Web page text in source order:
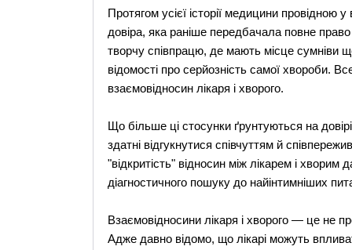
Протягом усієї історії медицини провідною
довіра, яка раніше передбачала повне
творчу співпрацю, де мають місце сумніви
відомості про серйозність самої хвороби.
взаємовідносин лікаря і хворого.
Що більше ці стосунки ґрунтуються на
здатні відгукнутися співчуттям й
"відкритість" відносин між лікарем і
діагностичного пошуку до найінтимніших
Взаємовідносини лікаря і хворого — це не
Адже давно відомо, що лікарі можуть